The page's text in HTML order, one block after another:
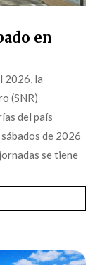
en
2026, la
(SNR)
del país
de 2026
se tiene